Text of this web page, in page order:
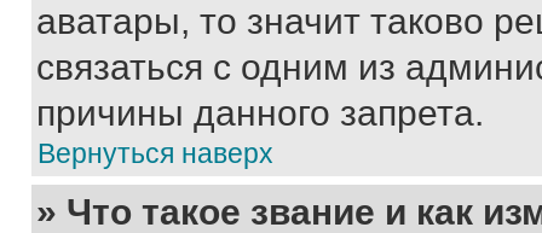
аватары, то значит таково
связаться с одним из
причины данного запрета.
Вернуться наверх
» Что такое звание и как